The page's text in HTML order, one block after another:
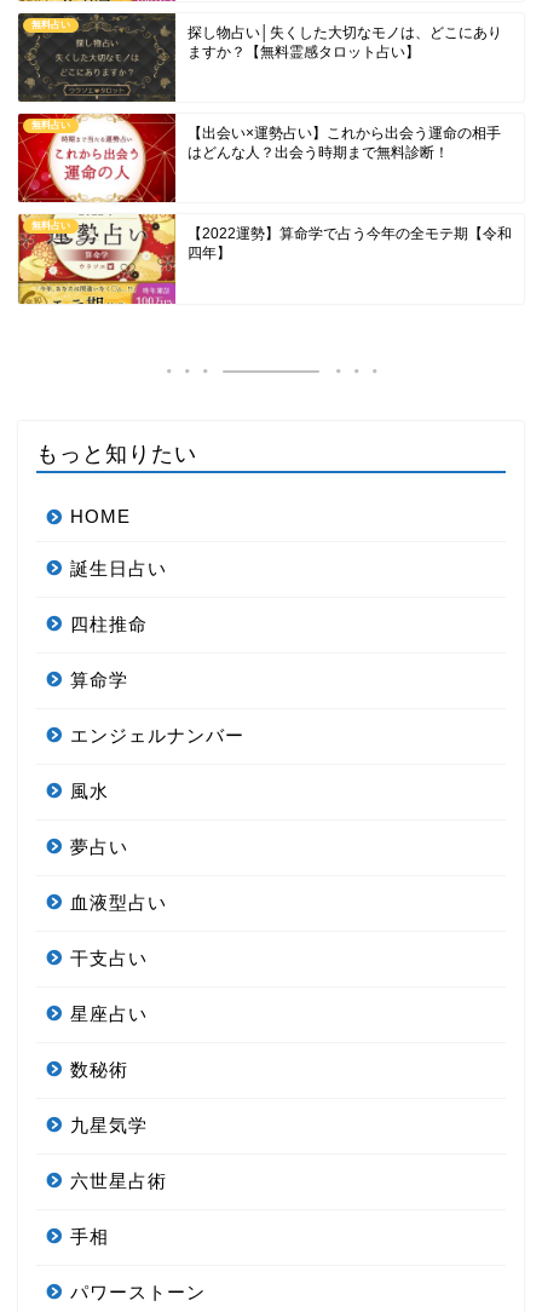
無料占い
探し物占い│失くした大切なモノは、どこにあり
ますか？【無料霊感タロット占い】
無料占い
【出会い×運勢占い】これから出会う運命の相手
はどんな人？出会う時期まで無料診断！
無料占い
【2022運勢】算命学で占う今年の全モテ期【令和
四年】
もっと知りたい
HOME
誕生日占い
四柱推命
算命学
エンジェルナンバー
風水
夢占い
血液型占い
干支占い
星座占い
数秘術
九星気学
六世星占術
手相
パワーストーン